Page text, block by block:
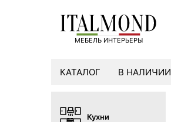
МЕБЕЛЬ ИНТЕРЬЕРЫ
КАТАЛОГ В НАЛИЧИИ
Кухни